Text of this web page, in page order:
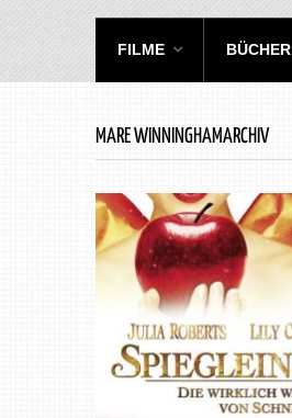
FILME BÜCHER
MARE WINNINGHAMARCHIV